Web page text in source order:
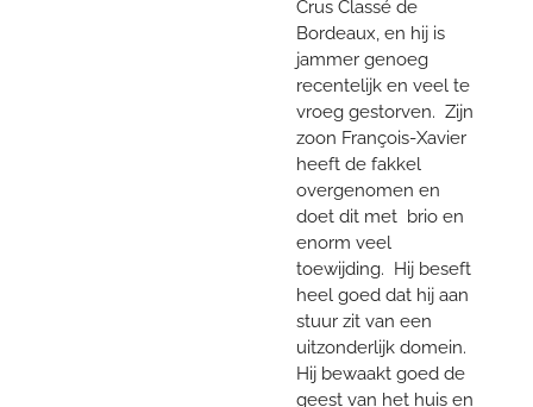
Crus Classé de
Bordeaux, en hij is
jammer genoeg
recentelijk en veel te
vroeg gestorven. Zijn
zoon François-Xavier
heeft de fakkel
overgenomen en
doet dit met brio en
enorm veel
toewijding. Hij beseft
heel goed dat hij aan
stuur zit van een
uitzonderlijk domein.
Hij bewaakt goed de
geest van het huis en